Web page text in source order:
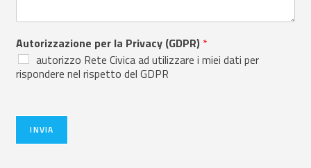
Autorizzazione per la Privacy (GDPR) *
autorizzo Rete Civica ad utilizzare i miei dati per
rispondere nel rispetto del GDPR
INVIA